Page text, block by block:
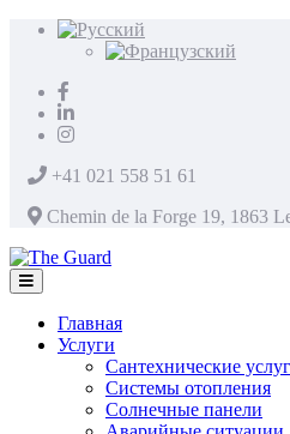
+41 021 558 51 61
Chemin de la Forge 19, 1863
Главная
Услуги
Сантехнические
Системы отопления
Солнечные панели